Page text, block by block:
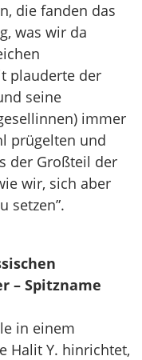
die fanden das
was wir da
plauderte der
seine
immer
prügelten und
der Großteil der
wir, sich aber
setzen”.
– Spitzname
in einem
Halit Y. hinrichtet,